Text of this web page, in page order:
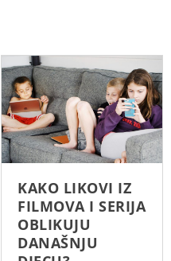
KAKO LIKOVI IZ
FILMOVA I SERIJA
OBLIKUJU
DANAŠNJU